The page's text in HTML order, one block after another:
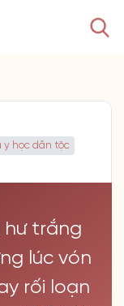
y học dân tộc
hư trắng
lúc vón
rối loạn